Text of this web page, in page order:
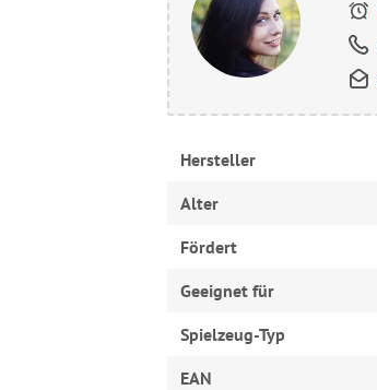
Hersteller
Alter
Fördert
Geeignet für
Spielzeug-Typ
EAN